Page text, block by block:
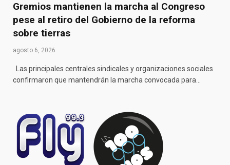
Gremios mantienen la marcha al Congreso
pese al retiro del Gobierno de la reforma
sobre tierras
agosto 6, 2026
Las principales centrales sindicales y organizaciones sociales
confirmaron que mantendrán la marcha convocada para…